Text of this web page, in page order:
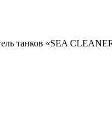
танков «SEA